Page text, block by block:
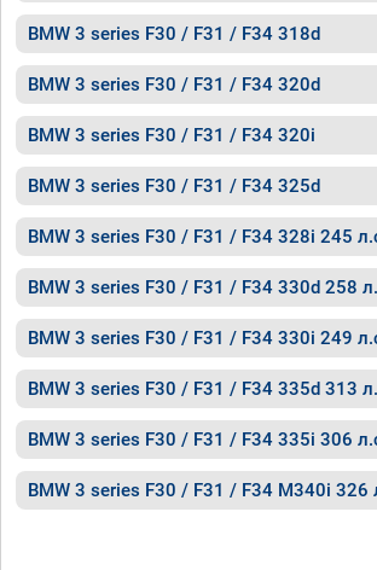
BMW 3 series F30 / F31 / F34 318d
BMW 3 series F30 / F31 / F34 320d
BMW 3 series F30 / F31 / F34 320i
BMW 3 series F30 / F31 / F34 325d
BMW 3 series F30 / F31 / F34 328i 245
BMW 3 series F30 / F31 / F34 330d 258
BMW 3 series F30 / F31 / F34 330i 249
BMW 3 series F30 / F31 / F34 335d 313
BMW 3 series F30 / F31 / F34 335i 306
BMW 3 series F30 / F31 / F34 M340i 326